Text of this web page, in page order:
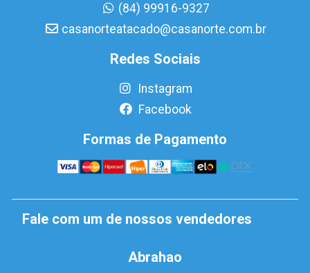
(84) 99916-9327
casanorteatacado@casanorte.com.br
Redes Sociais
Instagram
Facebook
Formas de Pagamento
Fale com um de nossos vendedores
Abrahao